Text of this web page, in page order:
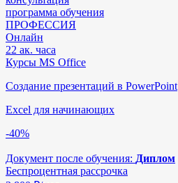
программа обучения
ПРОФЕССИЯ
Онлайн
22 ак. часа
Курсы MS Office
Создание презентаций в PowerPoint
Excel для начинающих
-40%
Документ после обучения: Диплом
Беспроцентная рассрочка